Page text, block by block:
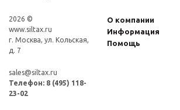
2026 ©
www.siltax.ru
г. Москва, ул. Кольская,
д. 7
sales@siltax.ru
Телефон: 8 (495) 118-
23-02
О компании
Информация
Помощь